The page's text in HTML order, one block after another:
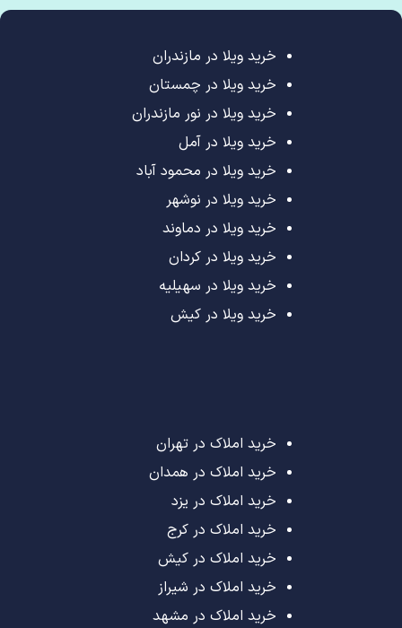
خرید ویلا در مازندران
خرید ویلا در چمستان
خرید ویلا در نور مازندران
خرید ویلا در آمل
خرید ویلا در محمود آباد
خرید ویلا در نوشهر
خرید ویلا در دماوند
خرید ویلا در کردان
خرید ویلا در سهیلیه
خرید ویلا در کیش
خرید املاک در تهران
خرید املاک در همدان
خرید املاک در یزد
خرید املاک در کرج
خرید املاک در کیش
خرید املاک در شیراز
خرید املاک در مشهد